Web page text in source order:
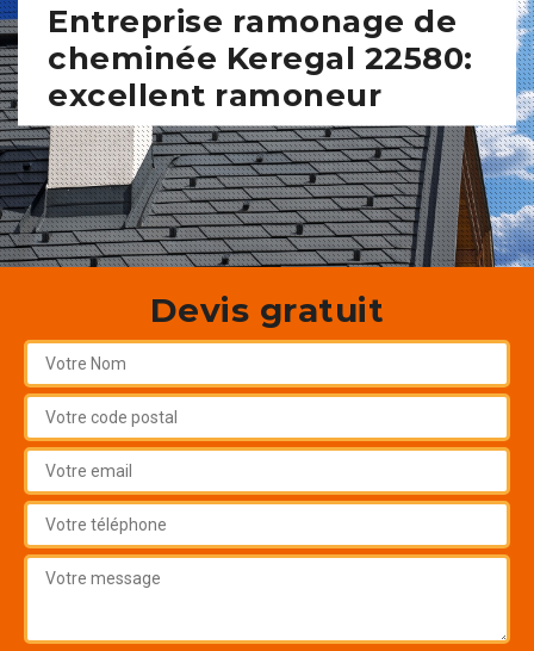
Entreprise ramonage de
cheminée Keregal 22580:
excellent ramoneur
Devis gratuit